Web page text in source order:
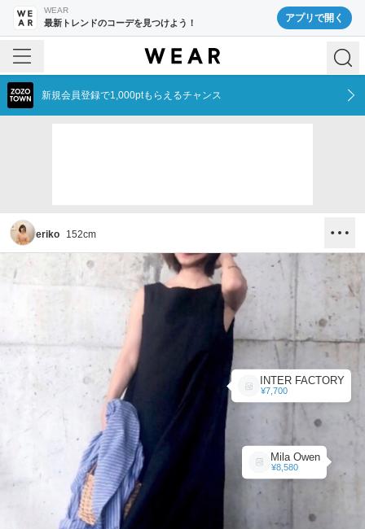
WEAR
最新トレンドのコーデを見つけよう！ アプリで開く
新規会員登録で1,000ptもらえるチャンス
eriko 152cm
INTER FACTORY
¥7,700
Mila Owen
¥8,580